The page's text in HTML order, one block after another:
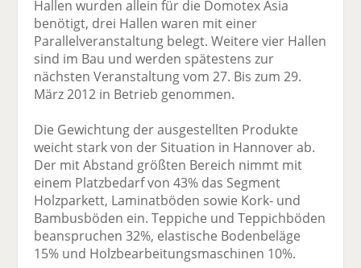
Hallen wurden allein für die Domotex Asia
benötigt, drei Hallen waren mit einer
Parallelveranstaltung belegt. Weitere vier Hallen
sind im Bau und werden spätestens zur
nächsten Veranstaltung vom 27. Bis zum 29.
März 2012 in Betrieb genommen.
Die Gewichtung der ausgestellten Produkte
weicht stark von der Situation in Hannover ab.
Der mit Abstand größten Bereich nimmt mit
einem Platzbedarf von 43% das Segment
Holzparkett, Laminatböden sowie Kork- und
Bambusböden ein. Teppiche und Teppichböden
beanspruchen 32%, elastische Bodenbeläge
15% und Holzbearbeitungsmaschinen 10%.